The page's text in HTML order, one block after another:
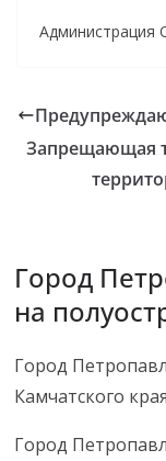
Администрация
Запрещающая
Город
на
Город
Камчатского
Город